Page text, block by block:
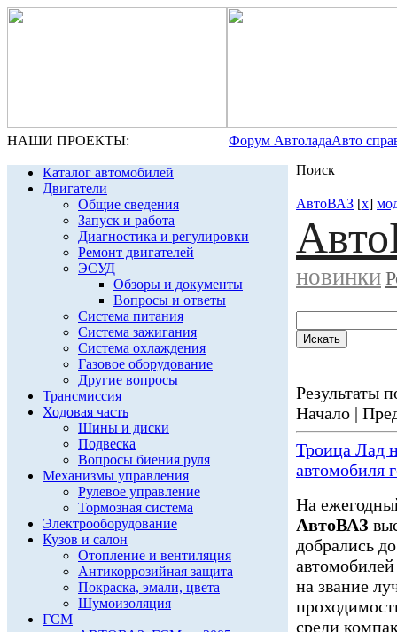
НАШИ ПРОЕКТЫ: Форум АвтоладаАвто
Каталог автомобилей
Двигатели
Общие сведения
Запуск и работа
Диагностика и регулировки
Ремонт двигателей
ЭСУД
Обзоры и документы
Вопросы и ответы
Система питания
Система зажигания
Система охлаждения
Газовое оборудование
Другие вопросы
Трансмиссия
Ходовая часть
Шины и диски
Подвеска
Вопросы биения руля
Механизмы управления
Рулевое управление
Тормозная система
Электрооборудование
Кузов и салон
Отопление и вентиляция
Антикоррозийная защита
Покраска, эмали, цвета
Шумоизоляция
ГСМ
Поиск
АвтоВАЗ [x]
новинки
Результаты
Начало |
Троица Лад
автомобиля
На
АвтоВАЗ
добрались
на звание
среди